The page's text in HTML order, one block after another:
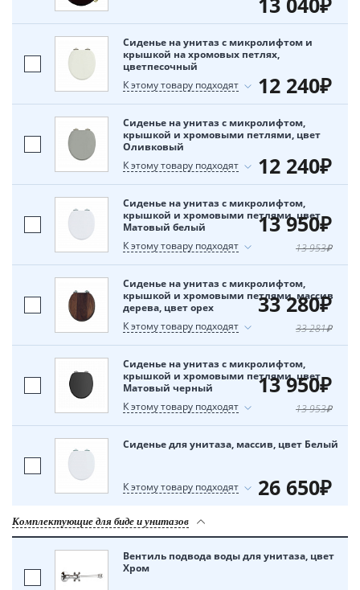
Сиденье на унитаз с микролифтом и
крышкой на хромовых петлях,
цветпесочный
К этому товару подходят
12 240₽
Сиденье на унитаз с микролифтом,
крышкой и хромовыми петлями, цвет
Оливковый
К этому товару подходят
12 240₽
Сиденье на унитаз с микролифтом,
крышкой и хромовыми петлями, цвет
Матовый белый
К этому товару подходят
13 950₽
13 953₽
Сиденье на унитаз с микролифтом,
крышкой и хромовыми петлями, массив
дерева, цвет орех
К этому товару подходят
33 280₽
33 281₽
Сиденье на унитаз с микролифтом,
крышкой и хромовыми петлями, цвет
Матовый черный
К этому товару подходят
13 950₽
13 953₽
Сиденье для унитаза, массив, цвет Белый
К этому товару подходят 26 650₽
Комплектующие для биде и унитазов
Вентиль подвода воды для унитаза, цвет
Хром